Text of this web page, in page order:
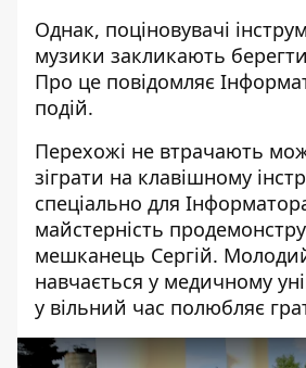
Однак, поціновувачі
музики закликають
Про це повідомляє
подій.
Перехожі не втрачають
зіграти на клавішному
спеціально для
майстерність
мешканець Сергій.
навчається у медичному
у вільний час полюбляє